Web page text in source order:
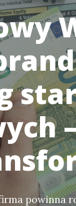
powinna